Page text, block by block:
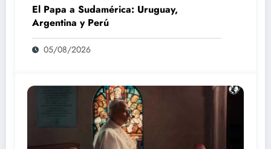
El Papa a Sudamérica: Uruguay,
Argentina y Perú
05/08/2026